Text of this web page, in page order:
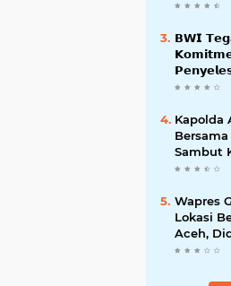
𝗕𝗪𝗜
𝗪𝗮𝗸𝗮𝗳
Kapolda
Sambut
Kerja
Bireuen
Wapres
Lokasi
Aceh,
Wagub